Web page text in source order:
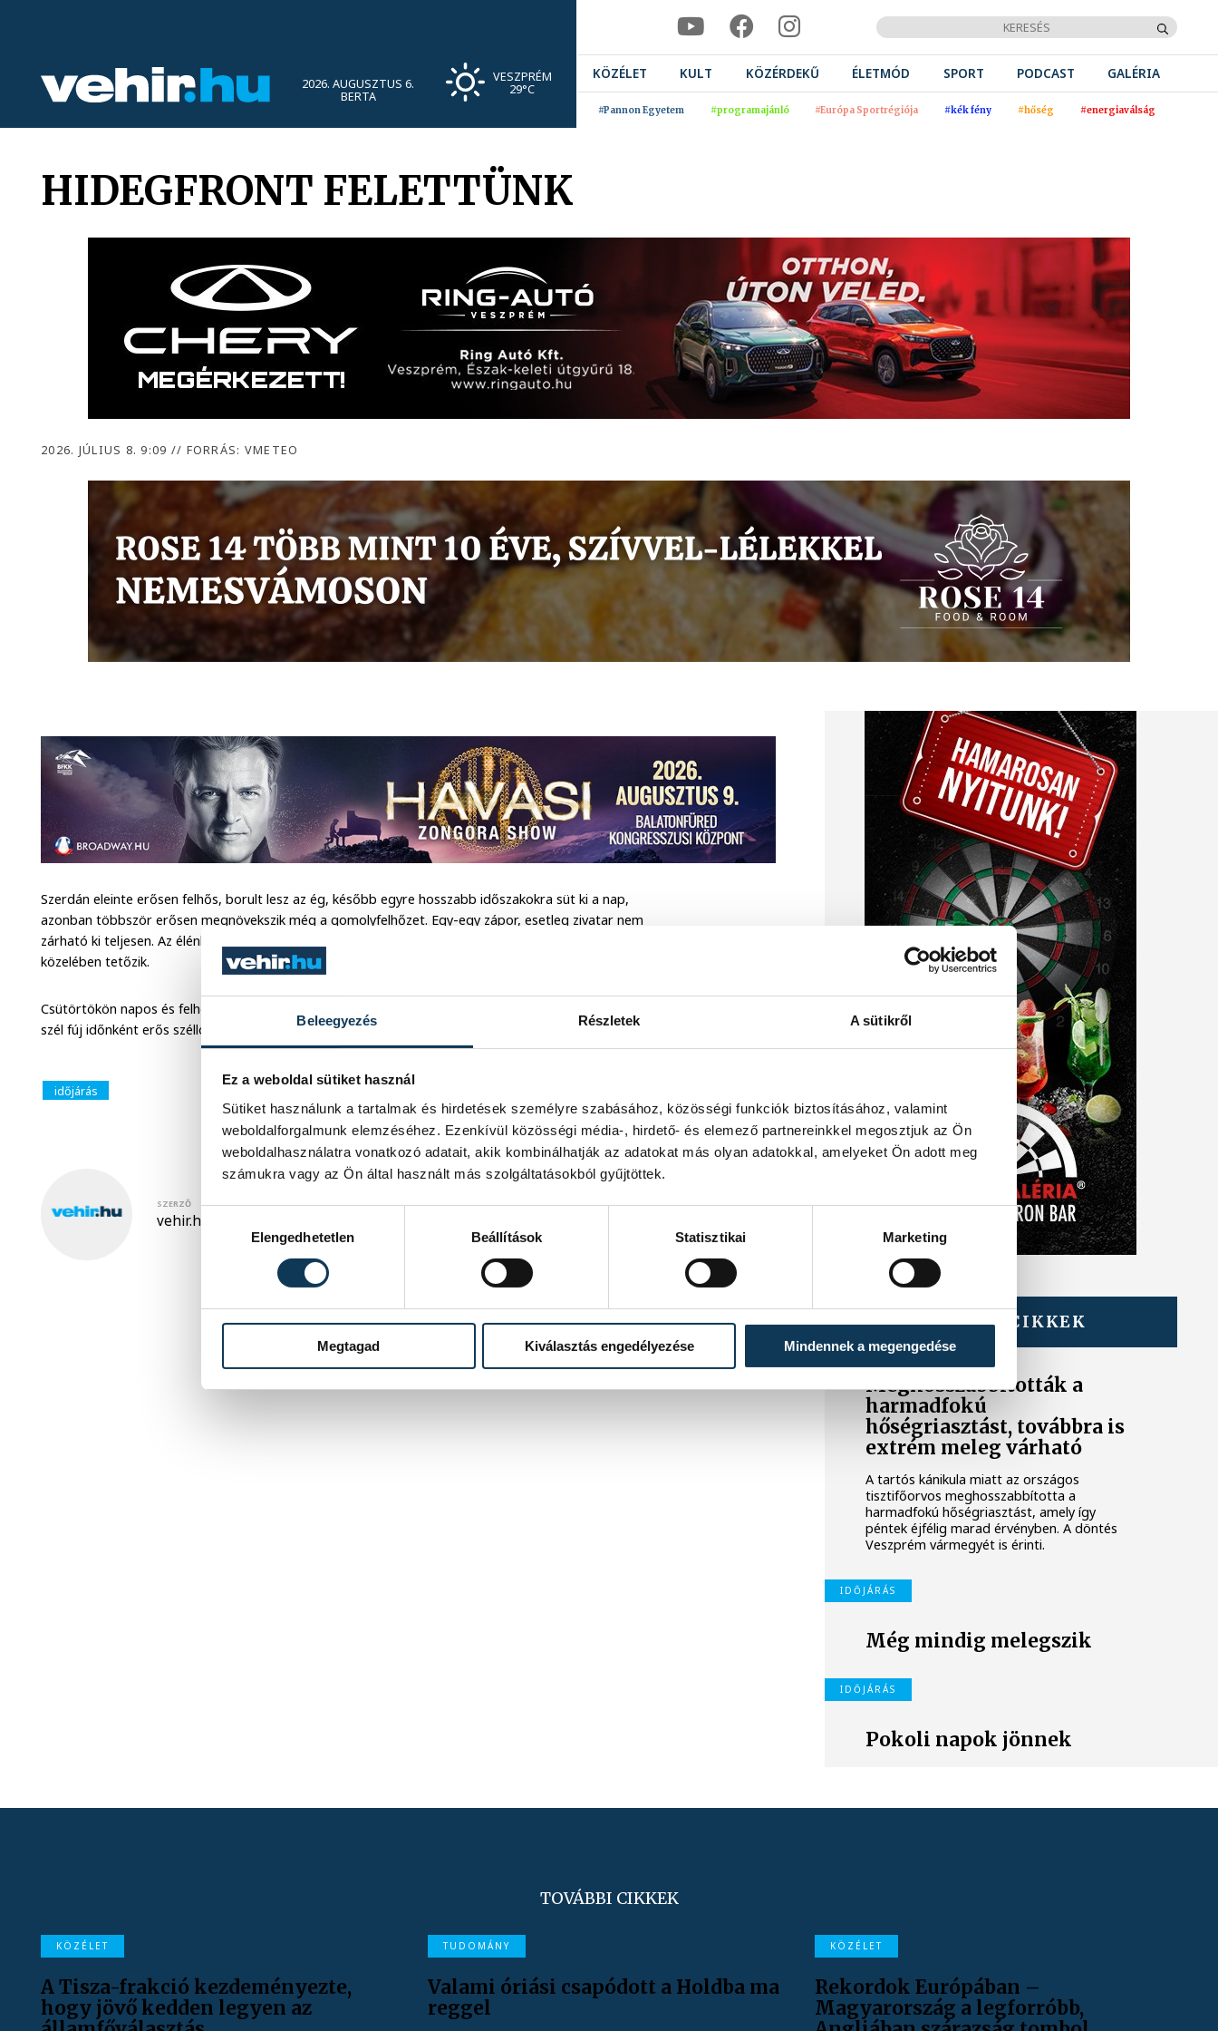
Beleegyezés Részletek A sütikről
Ez a weboldal sütiket használ
Sütiket használunk a tartalmak és hirdetések személyre szabásához, közösségi funkciók biztosításához, valamint
weboldalforgalmunk elemzéséhez. Ezenkívül közösségi média-, hirdető- és elemező partnereinkkel megosztjuk az Ön
weboldalhasználatra vonatkozó adatait, akik kombinálhatják az adatokat más olyan adatokkal, amelyeket Ön adott meg
számukra vagy az Ön által használt más szolgáltatásokból gyűjtöttek.
Elengedhetetlen
Beállítások Statisztikai Marketing
Megtagad Kiválasztás engedélyezése Mindennek a megengedése
2026. AUGUSZTUS 6.
BERTA
VESZPRÉM
29°C
KÖZÉLET KULT KÖZÉRDEKŰ ÉLETMÓD SPORT PODCAST GALÉRIA
#Pannon Egyetem #programajánló #Európa Sportrégiója #kék fény #hőség #energiaválság
HIDEGFRONT FELETTÜNK
2026. JÚLIUS 8. 9:09 // FORRÁS: VMETEO
Szerdán eleinte erősen felhős, borult lesz az ég, később egyre hosszabb időszakokra süt ki a nap,
azonban többször erősen megnövekszik még a gomolyfelhőzet. Egy-egy zápor, esetleg zivatar nem
zárható ki teljesen. Az élénk északnyugati szelet erős széllökések kísérik. A hőmérséklet 25°C
közelében tetőzik.
Csütörtökön napos és felhősebb időszakok váltakoznak, csapadék nem várható. Élénk északnyugati
szél fúj időnként erős széllökéssel. A hőmérséklet reggel 14°C, délután 26°C körül ígérkezik.
időjárás
SZERZŐ
vehir.hu
TOVÁBBI CIKKEK
Meghosszabbították a
harmadfokú
hőségriasztást, továbbra is
extrém meleg várható
A tartós kánikula miatt az országos
tisztifőorvos meghosszabbította a
harmadfokú hőségriasztást, amely így
péntek éjfélig marad érvényben. A döntés
Veszprém vármegyét is érinti.
IDŐJÁRÁS
Még mindig melegszik
IDŐJÁRÁS
Pokoli napok jönnek
TOVÁBBI CIKKEK
KÖZÉLET
A Tisza-frakció kezdeményezte,
hogy jövő kedden legyen az
TUDOMÁNY
Valami óriási csapódott a Holdba ma
reggel
KÖZÉLET
Rekordok Európában –
Magyarország a legforróbb,